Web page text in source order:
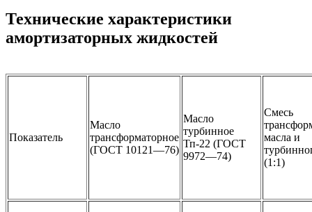
Технические характеристики
амортизаторных жидкостей
Показатель
Масло
трансформаторное
(ГОСТ 10121—76)
Масло
турбинное
Тп-22 (ГОСТ
9972—74)
Смесь
масла и
(1:1)